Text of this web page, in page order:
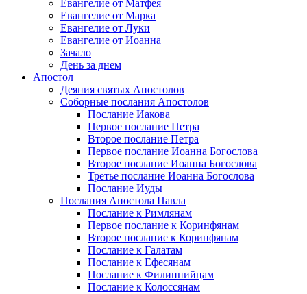
Евангелие от Матфея
Евангелие от Марка
Евангелие от Луки
Евангелие от Иоанна
Зачало
День за днем
Апостол
Деяния святых Апостолов
Соборные послания Апостолов
Послание Иакова
Первое послание Петра
Второе послание Петра
Первое послание Иоанна Богослова
Второе послание Иоанна Богослова
Третье послание Иоанна Богослова
Послание Иуды
Послания Апостола Павла
Послание к Римлянам
Первое послание к Коринфянам
Второе послание к Коринфянам
Послание к Галатам
Послание к Ефесянам
Послание к Филиппийцам
Послание к Колоссянам